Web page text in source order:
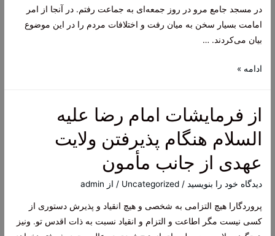
در مسجد جامع مرو در روز جمعه‌اى به جماعت‌ رفتم. در آنجا از امر
امامت بسيار سخن به ميان رفت و اختلافات مردم را در اين موضوع
بيان مى‌كردند. …
حديث
علیه
السلام
راجع
به
شرايط
امام‌
ادامه »
از فرمایشات امام رضا علیه
السلام هنگام پذیرفتن ولایت
عهدی از جانب مأمون
دیدگاه‌ خود را بنویسید /
Uncategorized / از admin
پروردگارا هیچ التزامی به شخصی و هیچ انقیاد و پذیرش دستوری از
کسی نیست مگر اطاعت و التزام و انقیاد نسبت به ذات اقدس تو. ونیز